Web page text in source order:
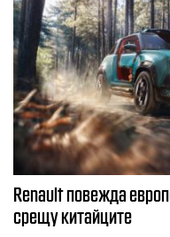
Renault повежда
срещу китайците